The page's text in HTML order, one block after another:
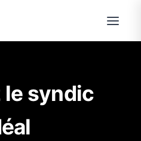
le syndic